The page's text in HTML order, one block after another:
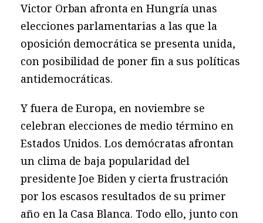
Victor Orban afronta en Hungría unas
elecciones parlamentarias a las que la
oposición democrática se presenta unida,
con posibilidad de poner fin a sus políticas
antidemocráticas.
Y fuera de Europa, en noviembre se
celebran elecciones de medio término en
Estados Unidos. Los demócratas afrontan
un clima de baja popularidad del
presidente Joe Biden y cierta frustración
por los escasos resultados de su primer
año en la Casa Blanca. Todo ello, junto con